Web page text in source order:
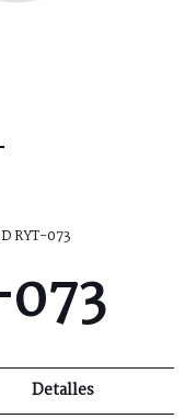
RYT-073
Detalles